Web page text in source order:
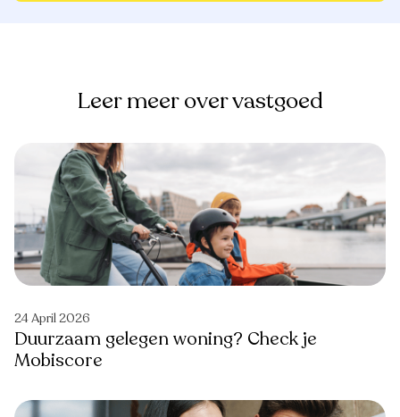
Leer meer over vastgoed
24 April 2026
Duurzaam gelegen woning? Check je
Mobiscore